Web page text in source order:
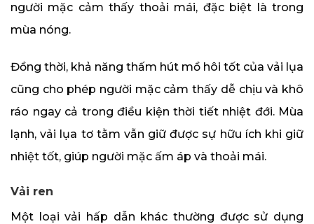
người mặc cảm thấy thoải mái, đặc biệt là trong
mùa nóng.
Đồng thời, khả năng thấm hút mồ hôi tốt của vải lụa
cũng cho phép người mặc cảm thấy dễ chịu và khô
ráo ngay cả trong điều kiện thời tiết nhiệt đới. Mùa
lạnh, vải lụa tơ tằm vẫn giữ được sự hữu ích khi giữ
nhiệt tốt, giúp người mặc ấm áp và thoải mái.
Vải ren
Một loại vải hấp dẫn khác thường được sử dụng